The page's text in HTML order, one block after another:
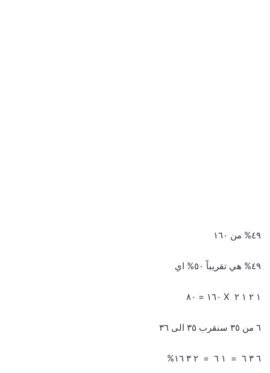
٤٩% من ١٦٠
٤٩% هي تقريباً ٥٠% اي
١ ٢ ١ ٢ X ١٦٠ = ٨٠
٦ من ٣٥ سنقرب ٣٥ الى ٣٦
٦ ٣ ٦ = ١ ٦ = ٢ ٣ ١٦%